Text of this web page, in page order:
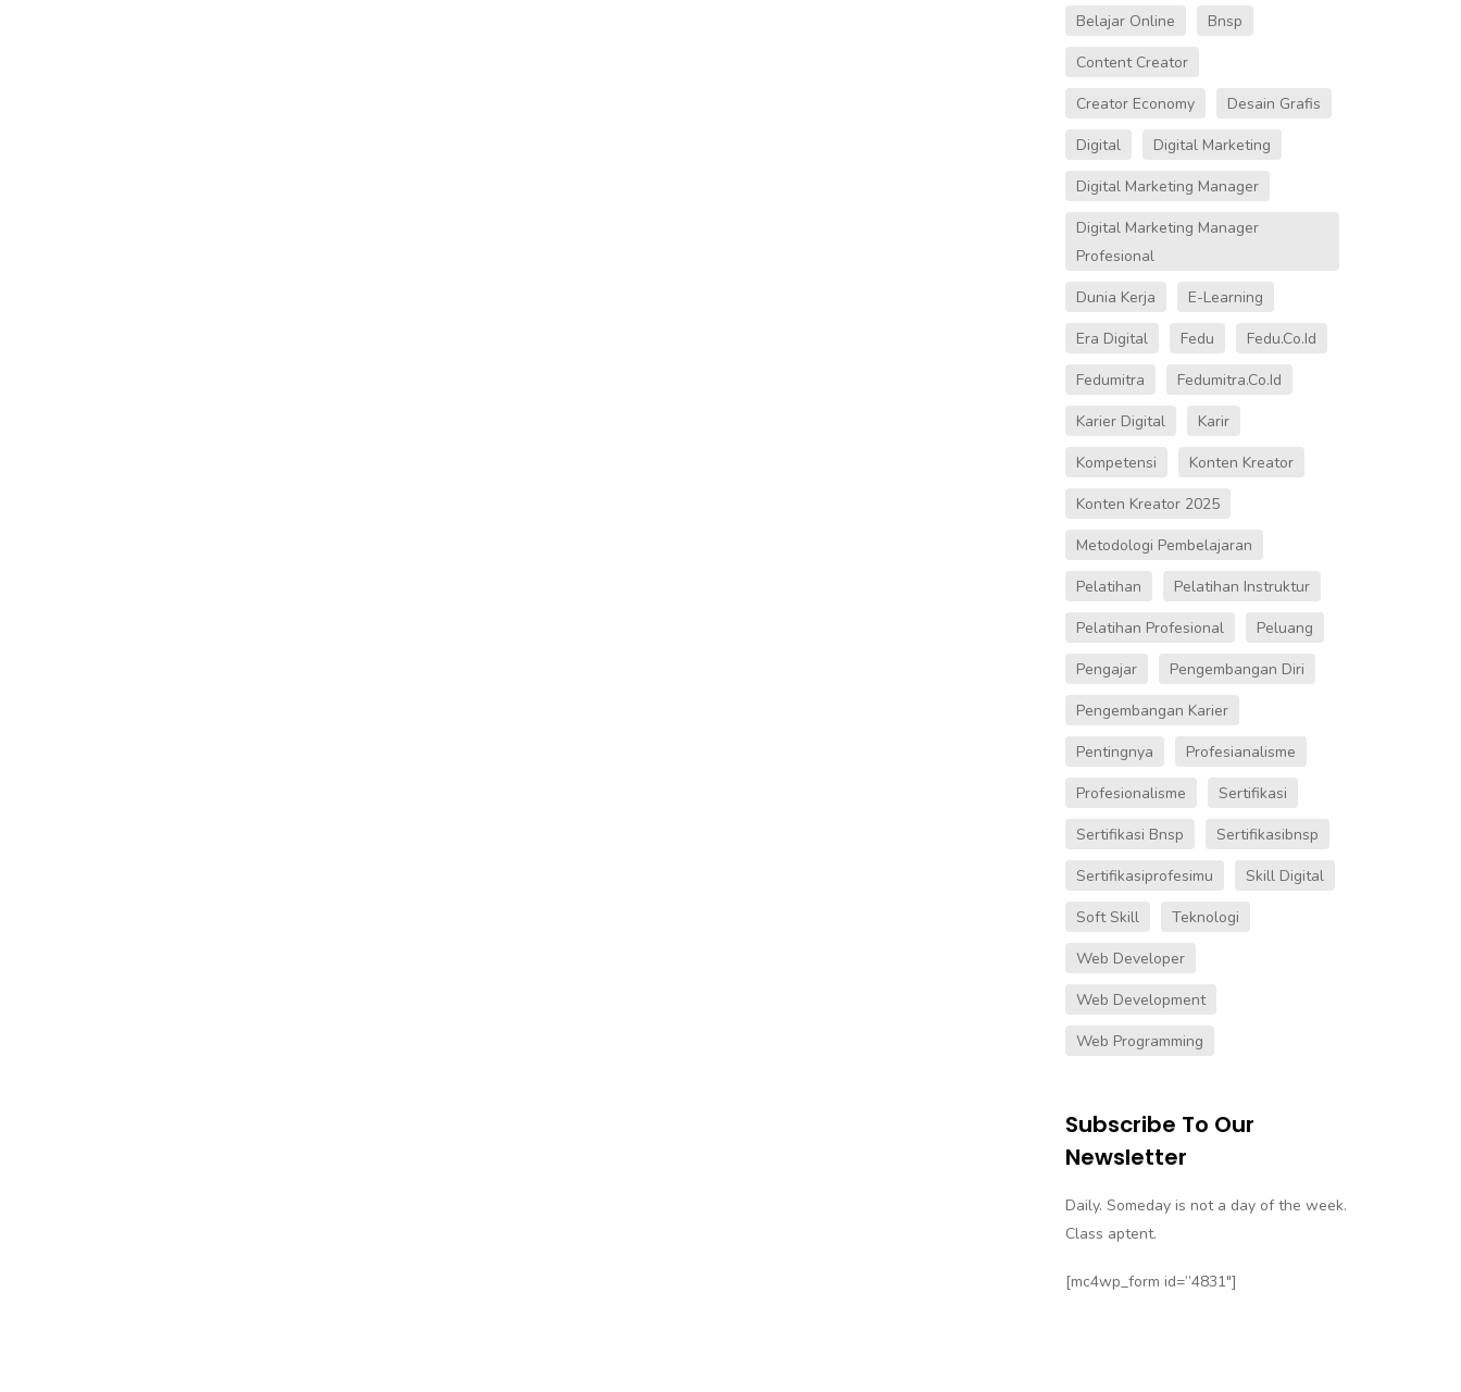
Belajar Online
Bnsp
Content Creator
Creator Economy
Desain Grafis
Digital
Digital Marketing
Digital Marketing Manager
Digital Marketing Manager
Profesional
Dunia Kerja
E-Learning
Era Digital
Fedu
Fedu.co.id
Fedumitra
Fedumitra.co.id
Karier Digital
Karir
Kompetensi
Konten Kreator
Konten Kreator 2025
Metodologi Pembelajaran
Pelatihan
Pelatihan Instruktur
Pelatihan Profesional
Peluang
Pengajar
Pengembangan Diri
Pengembangan Karier
Pentingnya
Profesianalisme
Profesionalisme
Sertifikasi
Sertifikasi Bnsp
Sertifikasibnsp
Sertifikasiprofesimu
Skill Digital
Soft Skill
Teknologi
Web Developer
Web Development
Web Programming
Subscribe To Our
Newsletter
Daily. Someday is not a day of the week.
Class aptent.
[mc4wp_form id=”4831″]